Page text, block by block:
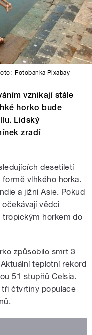
Fotobanka Pixabay
vznikají stále
horko bude
Lidský
zradí
desetiletí
vlhkého horka.
a jižní Asie. Pokud
vědci
tropickým horkem do
způsobilo smrt 3
teplotní rekord
51 stupňů Celsia.
tři čtvrtiny populace